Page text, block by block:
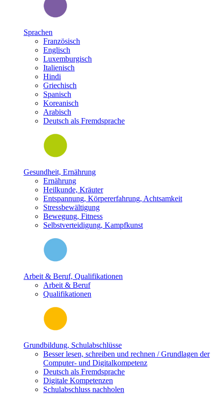
Sprachen
Französisch
Englisch
Luxemburgisch
Italienisch
Hindi
Griechisch
Spanisch
Koreanisch
Arabisch
Deutsch als Fremdsprache
Gesundheit, Ernährung
Ernährung
Heilkunde, Kräuter
Entspannung, Körpererfahrung, Achtsamkeit
Stressbewältigung
Bewegung, Fitness
Selbstverteidigung, Kampfkunst
Arbeit & Beruf, Qualifikationen
Arbeit & Beruf
Qualifikationen
Grundbildung, Schulabschlüsse
Besser lesen, schreiben und rechnen / Grundlagen der
Computer- und Digitalkompetenz
Deutsch als Fremdsprache
Digitale Kompetenzen
Schulabschluss nachholen